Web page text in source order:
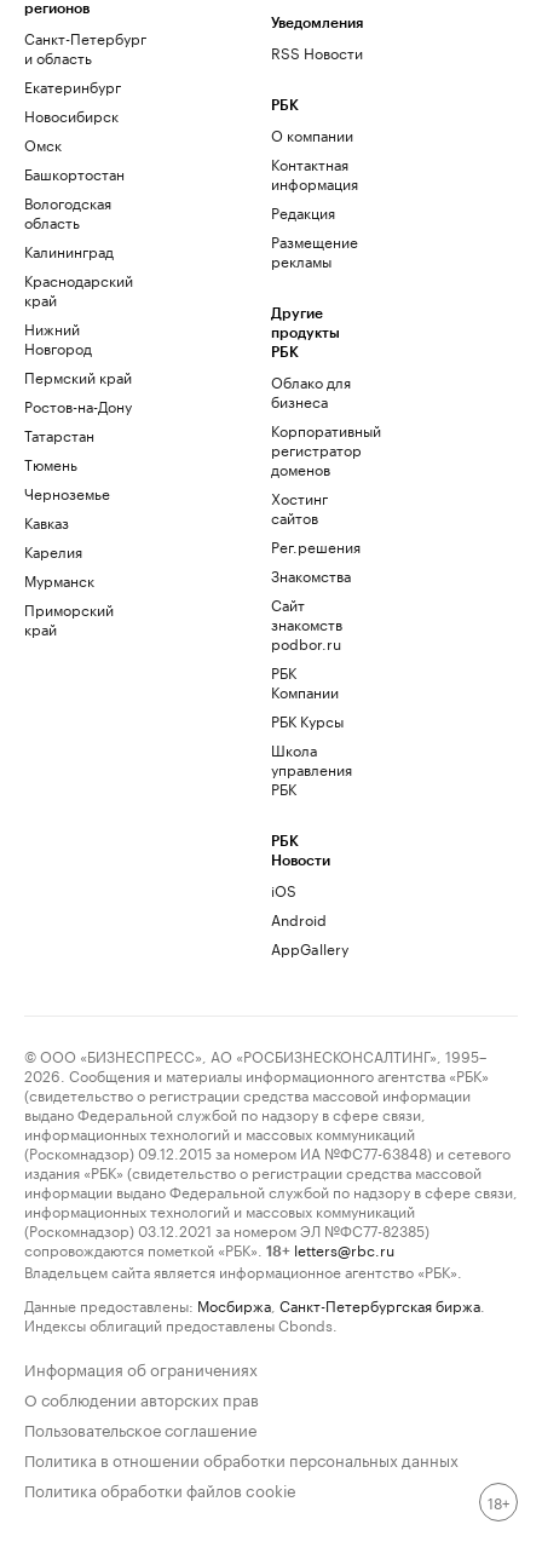
регионов
Санкт-Петербург
и область
Екатеринбург
Новосибирск
Омск
Башкортостан
Вологодская
область
Калининград
Краснодарский
край
Нижний
Новгород
Пермский край
Ростов-на-Дону
Татарстан
Тюмень
Черноземье
Кавказ
Карелия
Мурманск
Приморский
край
Уведомления
RSS Новости
РБК
О компании
Контактная
информация
Редакция
Размещение
рекламы
Другие
продукты
РБК
Облако для
бизнеса
Корпоративный
регистратор
доменов
Хостинг
сайтов
Рег.решения
Знакомства
Сайт
знакомств
podbor.ru
РБК
Компании
РБК Курсы
Школа
управления
РБК
РБК
Новости
iOS
Android
AppGallery
© ООО «БИЗНЕСПРЕСС», АО «РОСБИЗНЕСКОНСАЛТИНГ», 1995–
2026. Сообщения и материалы информационного агентства «РБК»
(свидетельство о регистрации средства массовой информации
выдано Федеральной службой по надзору в сфере связи,
информационных технологий и массовых коммуникаций
(Роскомнадзор) 09.12.2015 за номером ИА №ФС77-63848) и сетевого
издания «РБК» (свидетельство о регистрации средства массовой
информации выдано Федеральной службой по надзору в сфере связи,
информационных технологий и массовых коммуникаций
(Роскомнадзор) 03.12.2021 за номером ЭЛ №ФС77-82385)
сопровождаются пометкой «РБК».
18+ letters@rbc.ru
Владельцем сайта является информационное агентство «РБК».
Данные предоставлены: Мосбиржа Санкт-Петербургская биржа
Индексы облигаций предоставлены Cbonds.
Информация об ограничениях
О соблюдении авторских прав
Пользовательское соглашение
Политика в отношении обработки персональных данных
Политика обработки файлов cookie
18+